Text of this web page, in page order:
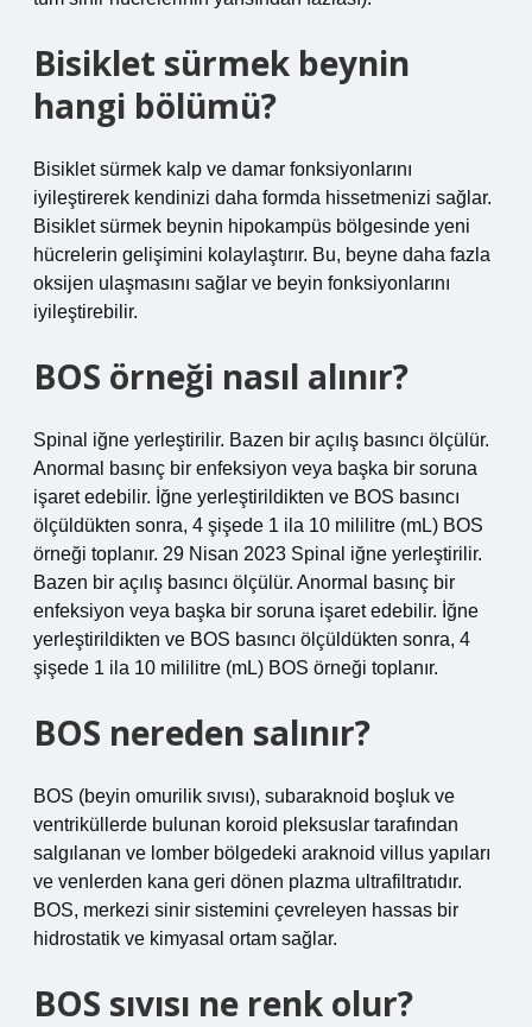
Bisiklet sürmek beynin
hangi bölümü?
Bisiklet sürmek kalp ve damar fonksiyonlarını
iyileştirerek kendinizi daha formda hissetmenizi sağlar.
Bisiklet sürmek beynin hipokampüs bölgesinde yeni
hücrelerin gelişimini kolaylaştırır. Bu, beyne daha fazla
oksijen ulaşmasını sağlar ve beyin fonksiyonlarını
iyileştirebilir.
BOS örneği nasıl alınır?
Spinal iğne yerleştirilir. Bazen bir açılış basıncı ölçülür.
Anormal basınç bir enfeksiyon veya başka bir soruna
işaret edebilir. İğne yerleştirildikten ve BOS basıncı
ölçüldükten sonra, 4 şişede 1 ila 10 mililitre (mL) BOS
örneği toplanır. 29 Nisan 2023 Spinal iğne yerleştirilir.
Bazen bir açılış basıncı ölçülür. Anormal basınç bir
enfeksiyon veya başka bir soruna işaret edebilir. İğne
yerleştirildikten ve BOS basıncı ölçüldükten sonra, 4
şişede 1 ila 10 mililitre (mL) BOS örneği toplanır.
BOS nereden salınır?
BOS (beyin omurilik sıvısı), subaraknoid boşluk ve
ventriküllerde bulunan koroid pleksuslar tarafından
salgılanan ve lomber bölgedeki araknoid villus yapıları
ve venlerden kana geri dönen plazma ultrafiltratıdır.
BOS, merkezi sinir sistemini çevreleyen hassas bir
hidrostatik ve kimyasal ortam sağlar.
BOS sıvısı ne renk olur?